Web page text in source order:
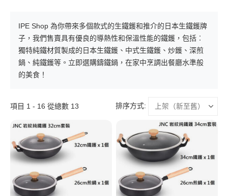
IPE Shop 為你帶來多個款式的生鐵鑊和推介的日本生鐵鑊牌
子，我們售賣具有優良的導熱性和保溫性能的鐵鑊，包括︰
獨特純鐵材質製成的日本生鐵鑊、中式生鐵鑊、炒鑊、深煎
鍋、純鐵鑊等。立即選購鑄鐵鍋，在家中烹調出餐廳水準般
的美食！
項目 1 - 16 從總數 13 排序方式: